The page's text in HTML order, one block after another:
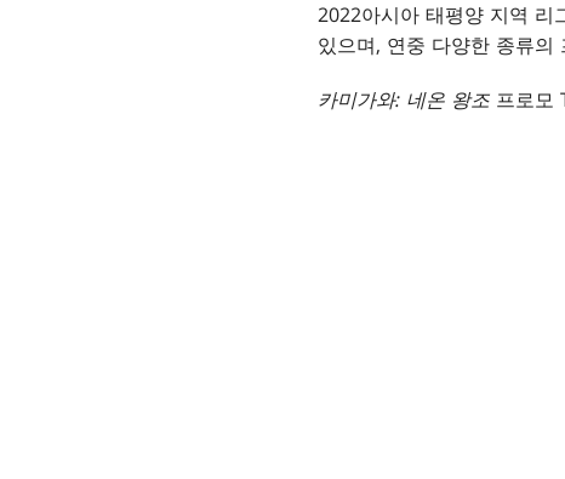
2022아시아 태평양 지역 리
있으며, 연중 다양한 종류의
카미가와: 네온 왕조 프로모